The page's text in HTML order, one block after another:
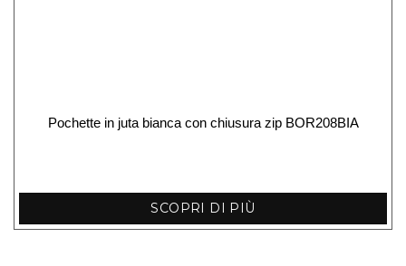
Pochette in juta bianca con chiusura zip BOR208BIA
SCOPRI DI PIÙ